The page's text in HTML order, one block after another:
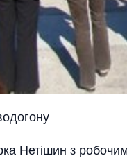
Нетішин з